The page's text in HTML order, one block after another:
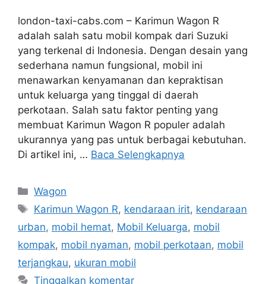
london-taxi-cabs.com – Karimun Wagon R
adalah salah satu mobil kompak dari Suzuki
yang terkenal di Indonesia. Dengan desain yang
sederhana namun fungsional, mobil ini
menawarkan kenyamanan dan kepraktisan
untuk keluarga yang tinggal di daerah
perkotaan. Salah satu faktor penting yang
membuat Karimun Wagon R populer adalah
ukurannya yang pas untuk berbagai kebutuhan.
Di artikel ini, … Baca Selengkapnya
Kategori
Wagon
Tag
Karimun Wagon R, kendaraan irit, kendaraan
urban, mobil hemat, Mobil Keluarga, mobil
kompak, mobil nyaman, mobil perkotaan, mobil
terjangkau, ukuran mobil
Tinggalkan komentar